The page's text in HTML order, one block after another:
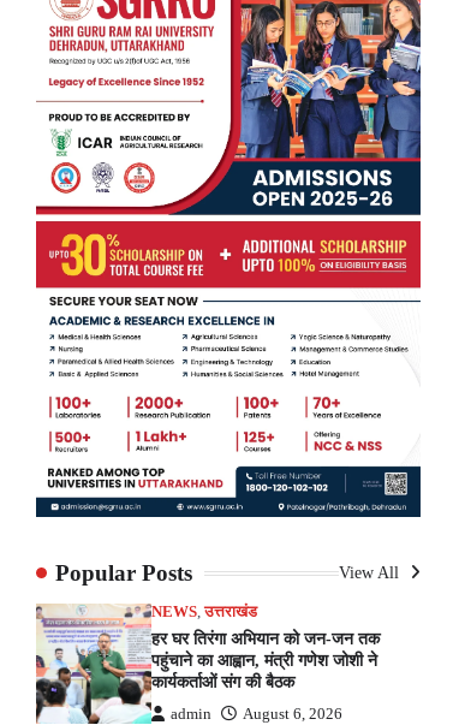
Popular Posts View All
NEWS,उत्तराखंड
हर घर तिरंगा अभियान को जन-जन तक
पहुंचाने का आह्वान, मंत्री गणेश जोशी ने
कार्यकर्ताओं संग की बैठक
admin August 6, 2026